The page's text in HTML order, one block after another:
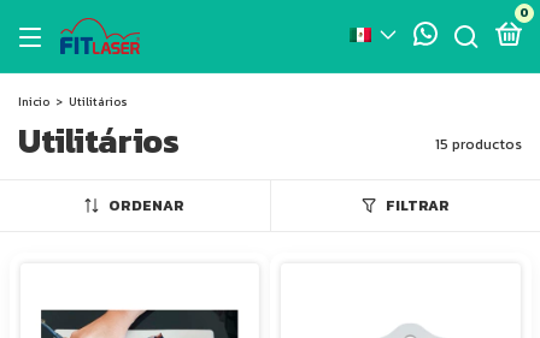
0
Inicio > Utilitários
Utilitários 15 productos
ORDENAR FILTRAR